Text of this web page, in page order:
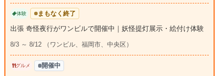
体験 まもなく終了
出張 奇怪夜行がワンビルで開催中｜妖怪提灯展示・絵付け体験
8/3 ～ 8/12 （ワンビル、福岡市、中央区）
グルメ 開催中